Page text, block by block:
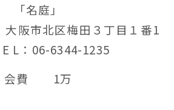
「名庭」
梅田３丁目１番1
L：06-6344-1235
会費 1万